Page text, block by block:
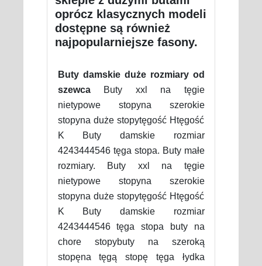
oprócz klasycznych modeli
dostępne są również
najpopularniejsze fasony.
Buty damskie duże rozmiary od
szewcaButy xxl na tęgie
nietypowe stopyna szerokie
stopyna duże stopytęgość Htęgość
K Buty damskie rozmiar
4243444546 tęga stopa. Buty małe
rozmiary. Buty xxl na tęgie
nietypowe stopyna szerokie
stopyna duże stopytęgość Htęgość
K Buty damskie rozmiar
4243444546 tęga stopa buty na
chore stopybuty na szeroką
stopęna tęgą stopę tęga łydka